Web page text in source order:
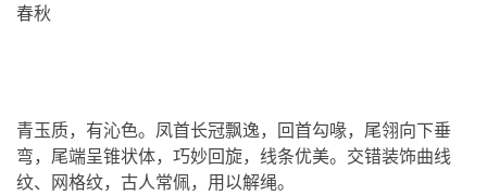
春秋
青玉质，有沁色。凤首长冠飘逸，回首勾喙，尾翎向下垂
弯，尾端呈锥状体，巧妙回旋，线条优美。交错装饰曲线
纹、网格纹，古人常佩，用以解绳。